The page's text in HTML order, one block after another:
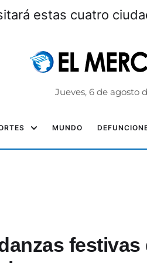
estas cuatro
Jueves, 6 de agosto
MUNDO